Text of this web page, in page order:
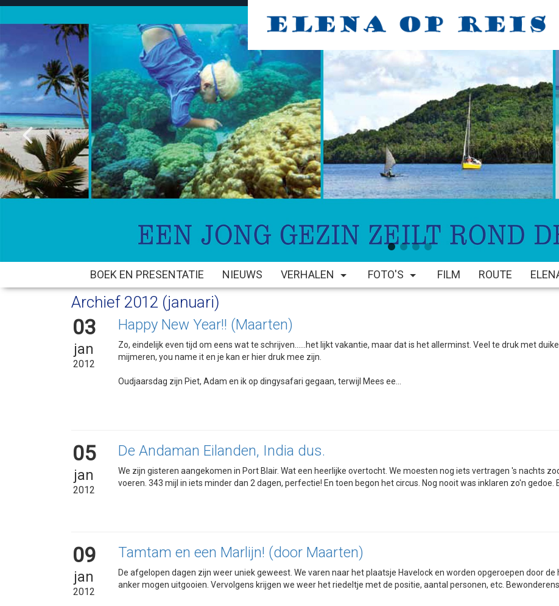
BOEK EN PRESENTATIE NIEUWS VERHALEN FOTO'S FILM ROUTE
Archief 2012 (januari)
03
jan
2012
Happy New Year!! (Maarten)
Zo, eindelijk even tijd om eens wat te schrijven……het lijkt vakantie, maar dat is het allerminst. Veel te druk met
mijmeren, you name it en je kan er hier druk mee zijn.
Oudjaarsdag zijn Piet, Adam en ik op dingysafari gegaan, terwijl Mees ee...
05
jan
2012
De Andaman Eilanden, India dus.
We zijn gisteren aangekomen in Port Blair. Wat een heerlijke overtocht. We moesten nog iets vertragen 's nachts
voeren. 343 mijl in iets minder dan 2 dagen, perfectie! En toen begon het circus. Nog nooit was inklaren zo'n gedoe.
09
jan
2012
Tamtam en een Marlijn! (door Maarten)
De afgelopen dagen zijn weer uniek geweest. We varen naar het plaatsje Havelock en worden opgeroepen door
anker mogen uitgooien. Vervolgens krijgen we weer het riedeltje met de positie, aantal personen, etc.